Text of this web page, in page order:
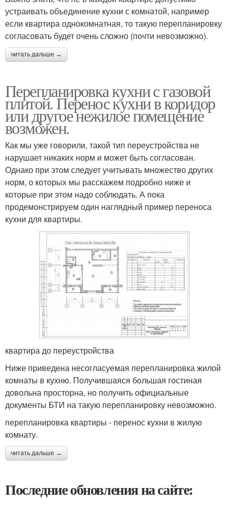
устраивать объединение кухни с комнатой, например
если квартира однокомнатная, то такую перепланировку
согласовать будет очень сложно (почти невозможно).
читать дальше →
Перепланировка кухни с газовой
плитой. Перенос кухни в коридор
или другое нежилое помещение
возможен.
Как мы уже говорили, такой тип переустройства не
нарушает никаких норм и может быть согласован.
Однако при этом следует учитывать множество других
норм, о которых мы расскажем подробно ниже и
которые при этом надо соблюдать. А пока
продемонстрируем один наглядный пример переноса
кухни для квартиры.
квартира до переустройства
Ниже приведена несогласуемая перепланировка жилой
комнаты в кухню. Получившаяся большая гостиная
довольна просторна, но получить официальные
документы БТИ на такую перепланировку невозможно.
перепланировка квартиры - перенос кухни в жилую
комнату.
читать дальше →
Последние обновления на сайте: